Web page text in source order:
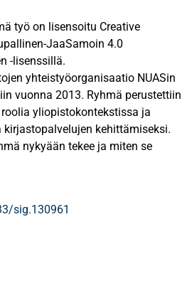
työ on lisensoitu Creative
JaaSamoin 4.0
-lisenssillä.
yhteistyöorganisaatio NUASin
vuonna 2013. Ryhmä perustettiin
yliopistokontekstissa ja
kehittämiseksi.
nykyään tekee ja miten se
sig.130961